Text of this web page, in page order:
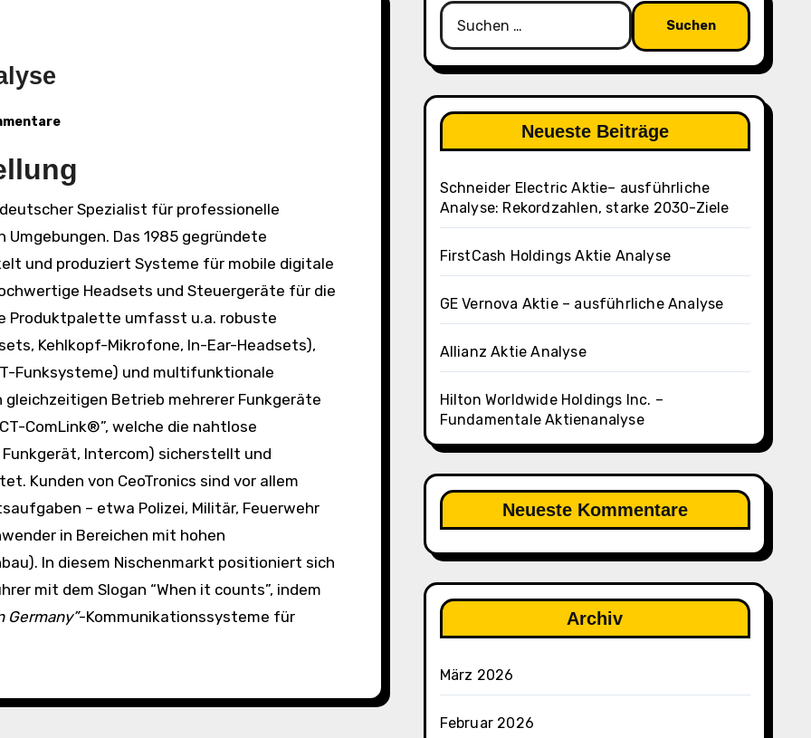
Das 1985 gegründete
und produziert Systeme für mobile digitale
Headsets und Steuergeräte für die
Produktpalette umfasst u.a. robuste
Kehlkopf-Mikrofone, In-Ear-Headsets),
Funksysteme) und multifunktionale
gleichzeitigen Betrieb mehrerer Funkgeräte
ComLink®”, welche die nahtlose
Intercom) sicherstellt und
Kunden von CeoTronics sind vor allem
– etwa Polizei, Militär, Feuerwehr
in Bereichen mit hohen
In diesem Nischenmarkt positioniert sich
mit dem Slogan “When it counts”, indem
Germany”-Kommunikationssysteme für
Suchen
nach:
Neueste Beiträge
Schneider Electric Aktie– ausführliche
Analyse: Rekordzahlen, starke 2030-Ziele
FirstCash Holdings Aktie Analyse
GE Vernova Aktie – ausführliche Analyse
Allianz Aktie Analyse
Hilton Worldwide Holdings Inc. –
Fundamentale Aktienanalyse
Neueste Kommentare
Archiv
März 2026
Februar 2026